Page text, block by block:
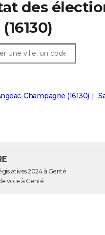
des
Champagne (16130)
2024 à Genté
Bureaux de vote à Genté